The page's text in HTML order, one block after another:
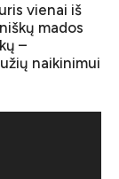
vienai iš
mados
–
naikinimui